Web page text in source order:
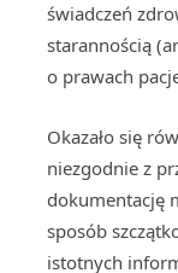
świadczeń
starannością
o prawach
Okazało się
niezgodnie z
dokumentację
sposób
istotnych